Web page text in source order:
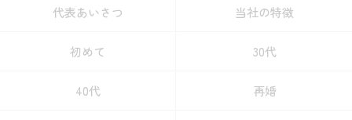
代表あいさつ 当社の特徴
初めて 30代
40代 再婚